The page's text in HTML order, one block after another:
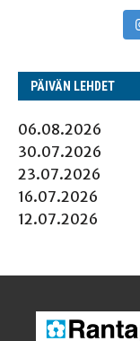
PÄI­VÄN LEHDET
06.08.2026
30.07.2026
23.07.2026
16.07.2026
12.07.2026